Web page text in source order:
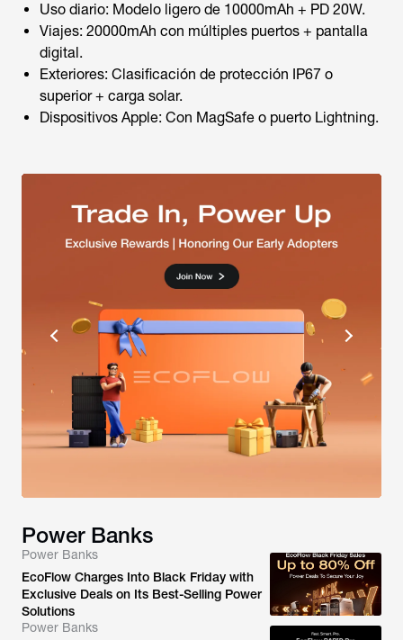
Uso diario: Modelo ligero de 10000mAh + PD 20W.
Viajes: 20000mAh con múltiples puertos + pantalla
digital.
Exteriores: Clasificación de protección IP67 o
superior + carga solar.
Dispositivos Apple: Con MagSafe o puerto Lightning.
Power Banks
Power Banks
EcoFlow Charges Into Black Friday with
Exclusive Deals on Its Best-Selling Power
Solutions
Power Banks